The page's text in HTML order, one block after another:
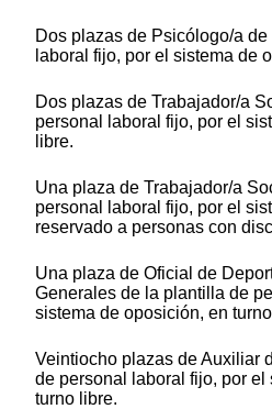
Dos plazas de Psicólogo/a
laboral fijo, por el sistema de
Dos plazas de Trabajador/a
personal laboral fijo, por el
libre.
Una plaza de Trabajador/a
personal laboral fijo, por el
reservado a personas con
Una plaza de Oficial de
Generales de la plantilla de
sistema de oposición, en
Veintiocho plazas de Auxiliar
de personal laboral fijo, por
turno libre.